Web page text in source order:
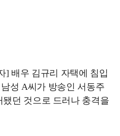
] 배우 김규리 자택에 침입
성 A씨가 방송인 서동주
던 것으로 드러나 충격을